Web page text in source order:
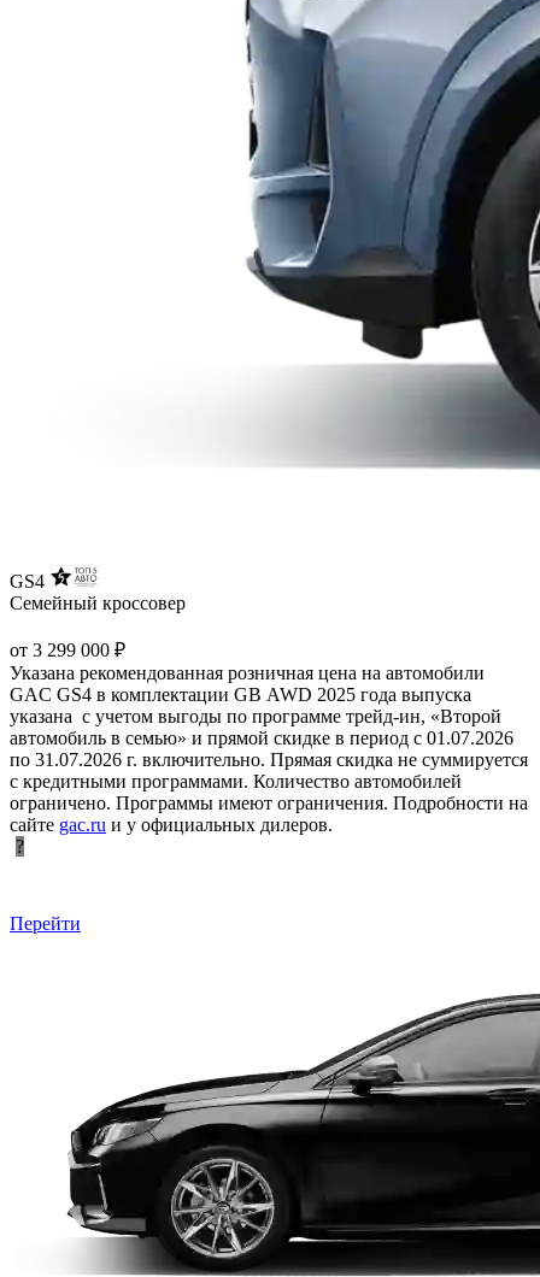
GS4
Семейный кроссовер
от 3 299 000 ₽
Указана рекомендованная розничная цена на автомобили
GAC GS4 в комплектации GB AWD 2025 года выпуска
указана с учетом выгоды по программе трейд-ин, «Второй
автомобиль в семью» и прямой скидке в период с 01.07.2026
по 31.07.2026 г. включительно. Прямая скидка не суммируется
с кредитными программами. Количество автомобилей
ограничено. Программы имеют ограничения. Подробности на
сайте gac.ru и у официальных дилеров.
?
Перейти